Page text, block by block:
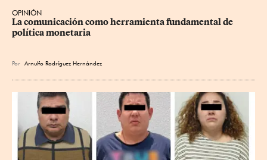
OPINIÓN
La comunicación como herramienta fundamental de
política monetaria
Por Arnulfo Rodríguez Hernández